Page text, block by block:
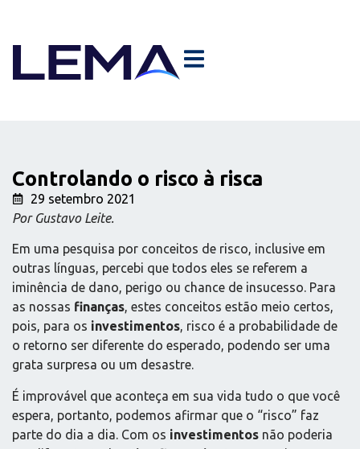
Controlando o risco à risca
29 setembro 2021
Por Gustavo Leite.
Em uma pesquisa por conceitos de risco, inclusive em
outras línguas, percebi que todos eles se referem a
iminência de dano, perigo ou chance de insucesso. Para
as nossas finanças, estes conceitos estão meio certos,
pois, para os investimentos, risco é a probabilidade de
o retorno ser diferente do esperado, podendo ser uma
grata surpresa ou um desastre.
É improvável que aconteça em sua vida tudo o que você
espera, portanto, podemos afirmar que o “risco” faz
parte do dia a dia. Com os investimentos não poderia